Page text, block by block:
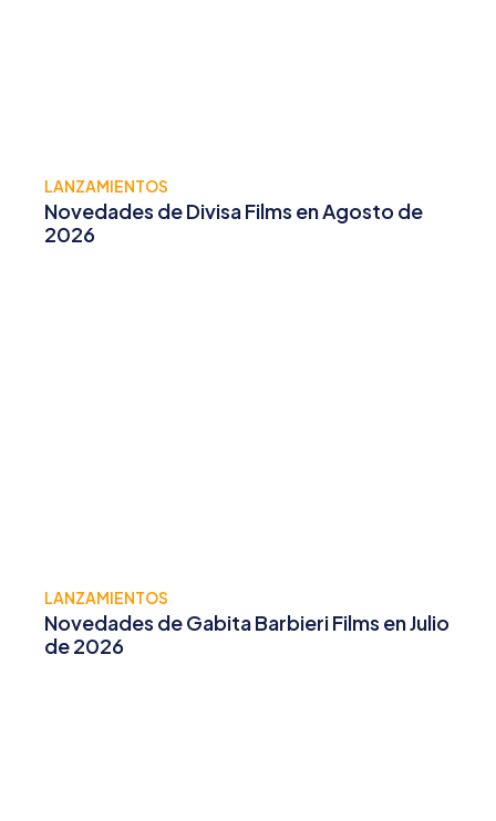
LANZAMIENTOS
Novedades de Divisa Films en Agosto de
2026
LANZAMIENTOS
Novedades de Gabita Barbieri Films en Julio
de 2026